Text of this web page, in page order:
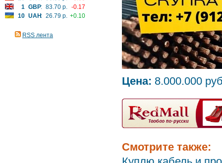
1 GBP: 83.70 р. -0.17
10 UAH: 26.79 р. +0.10
RSS лента
Цена: 8.000.000
Смотрите также: